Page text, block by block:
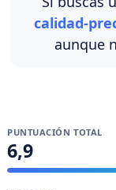
calidad-
aunque
PUNTUACIÓN TOTAL
6,9